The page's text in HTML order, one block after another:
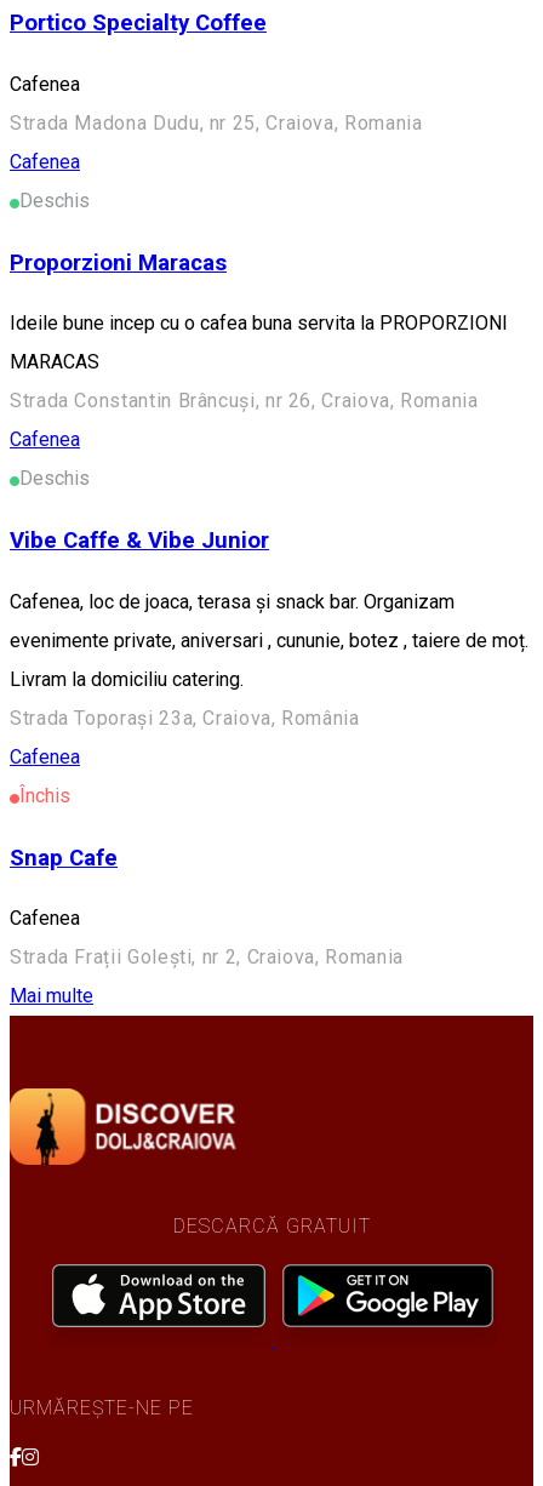
Portico Specialty Coffee
Cafenea
Strada Madona Dudu, nr 25, Craiova, Romania
Cafenea
Deschis
Proporzioni Maracas
Ideile bune incep cu o cafea buna servita la PROPORZIONI
MARACAS
Strada Constantin Brâncuși, nr 26, Craiova, Romania
Cafenea
Deschis
Vibe Caffe & Vibe Junior
Cafenea, loc de joaca, terasa și snack bar. Organizam
evenimente private, aniversari , cununie, botez , taiere de moț.
Livram la domiciliu catering.
Strada Toporași 23a, Craiova, România
Cafenea
Închis
Snap Cafe
Cafenea
Strada Frații Golești, nr 2, Craiova, Romania
Mai multe
DESCARCĂ GRATUIT
URMĂREȘTE-NE PE